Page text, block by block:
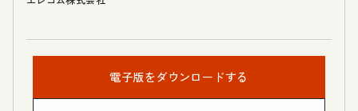
電子版をダウンロードする